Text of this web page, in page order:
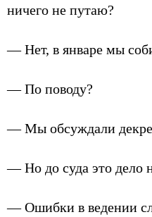
ничего не путаю?
— Нет, в январе мы
— По поводу?
— Мы обсуждали
— Но до суда это дело
— Ошибки в ведении